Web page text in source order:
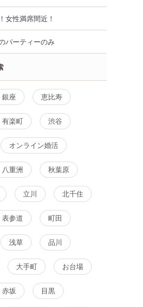
体験コン 東京都 渋谷
女性満席間近！
パーティーのみ
銀座 恵比寿
有楽町 渋谷
オンライン婚活
八重洲 秋葉原
立川 北千住
表参道 町田
浅草 品川
大手町 お台場
赤坂 目黒